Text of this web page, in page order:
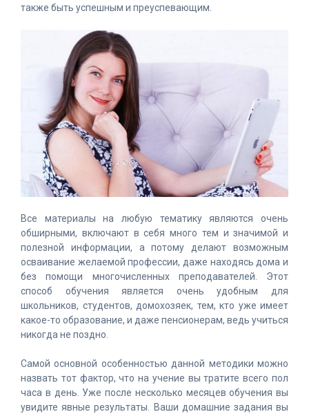
также быть успешным и преуспевающим.
Все материалы на любую тематику являются очень
обширными, включают в себя много тем и значимой и
полезной информации, а потому делают возможным
осваивание желаемой профессии, даже находясь дома и
без помощи многочисленных преподавателей. Этот
способ обучения является очень удобным для
школьников, студентов, домохозяек, тем, кто уже имеет
какое-то образование, и даже пенсионерам, ведь учиться
никогда не поздно.
Самой основной особенностью данной методики можно
назвать тот фактор, что на учение вы тратите всего пол
часа в день. Уже после несколько месяцев обучения вы
увидите явные результаты. Ваши домашние задания вы